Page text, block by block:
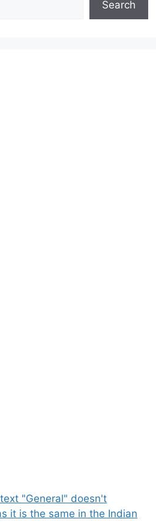
Search
"General" doesn't
it is the same in the Indian